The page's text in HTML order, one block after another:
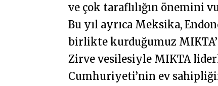
ve çok taraflılığın önemini
Bu yıl ayrıca Meksika,
birlikte kurduğumuz
Zirve vesilesiyle MIKTA
Cumhuriyeti’nin ev